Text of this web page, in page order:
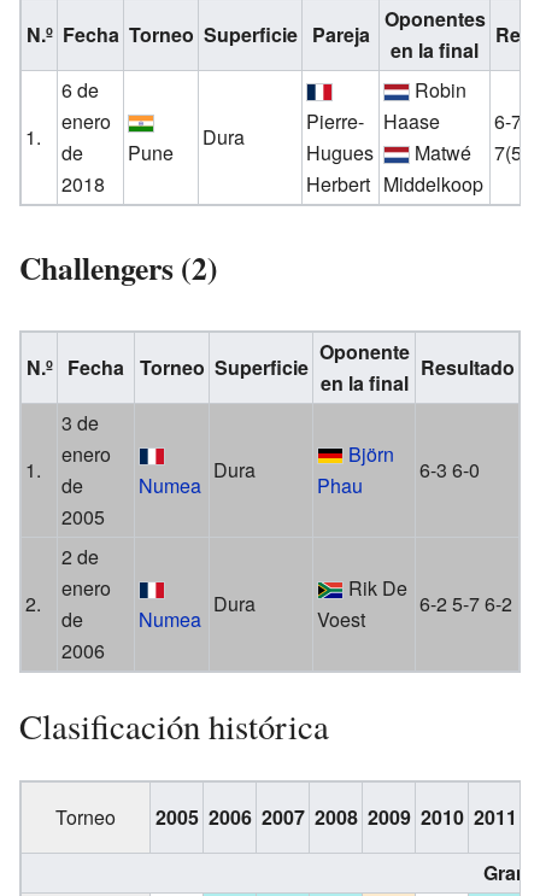
N.º Fecha Torneo Superficie Pareja
Oponentes
en la final
1.
6 de
enero
de
2018
Pune
Dura
Pierre-
Hugues
Herbert
Robin
Haase
Matwé
Middelkoop
6-
7(5)
Challengers (2)
N.º Fecha Torneo Superficie
Oponente
en la final
Resultado
1.
3 de
enero
de
2005
Numea
Dura
Björn
Phau
6-3 6-0
2.
2 de
enero
de
2006
Numea
Dura
Rik De
Voest
6-2 5-7 6-2
Clasificación histórica
Torneo 2005 2006 2007 2008 2009 2010 2011